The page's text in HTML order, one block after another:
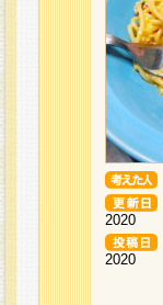
2020
2020